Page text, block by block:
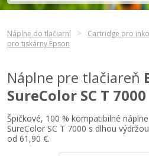
Náplne do tlačiarní Cartridge pro
pro tiskárny Epson
Náplne pre tlačiareň
SureColor SC T 7000
Špičkové, 100 % kompatibilné
SureColor SC T 7000 s dlhou
od 61,90 €.